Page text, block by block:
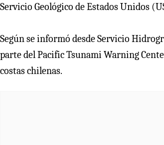
Servicio Geológico de Estados Unidos
Según se informó desde Servicio
parte del Pacific Tsunami Warning
costas chilenas.